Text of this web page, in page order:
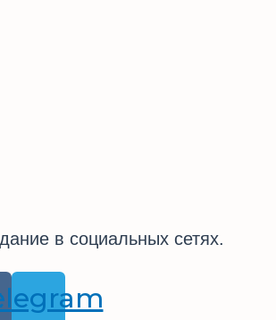
в социальных сетях.